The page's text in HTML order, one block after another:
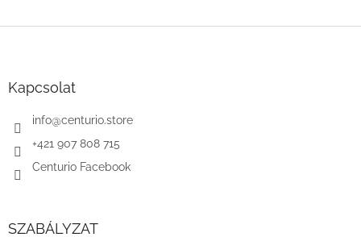
Kapcsolat
info@centurio.store
+421 907 808 715
Centurio Facebook
SZABÁLYZAT